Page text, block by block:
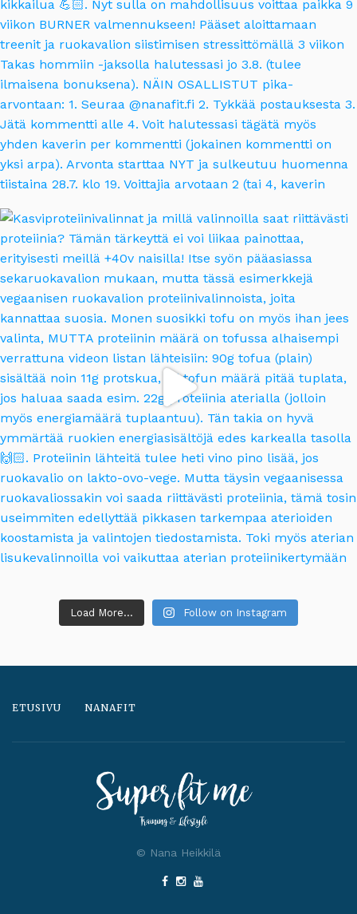
Load More... Follow on Instagram
ETUSIVU NANAFIT
© Nana Heikkilä